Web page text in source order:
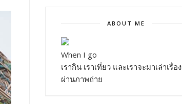
ABOUT ME
When I go
เรากิน เราเที่ยว และเราจะมาเล่าเรื่อง
ผ่านภาพถ่าย